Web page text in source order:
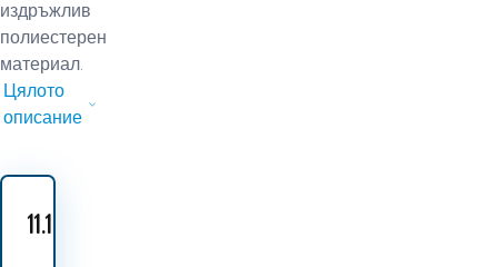
издръжлив
полиестерен
материал.
Цялото
описание
11.10